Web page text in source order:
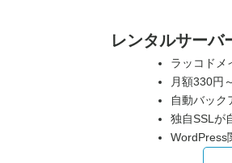
レンタルサーバ
ラッコドメ
月額330円
自動バック
独自SSLが
WordPress